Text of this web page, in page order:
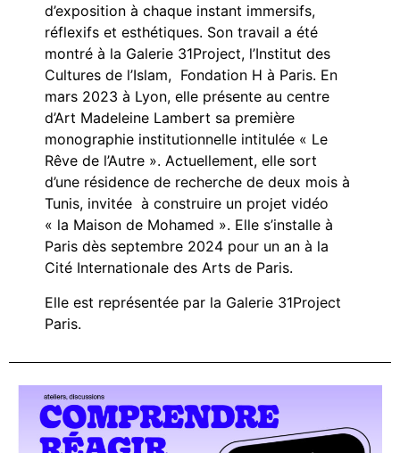
d’exposition à chaque instant immersifs,
réflexifs et esthétiques. Son travail a été
montré à la Galerie 31Project, l’Institut des
Cultures de l’Islam, Fondation H à Paris. En
mars 2023 à Lyon, elle présente au centre
d’Art Madeleine Lambert sa première
monographie institutionnelle intitulée « Le
Rêve de l’Autre ». Actuellement, elle sort
d’une résidence de recherche de deux mois à
Tunis, invitée à construire un projet vidéo
« la Maison de Mohamed ». Elle s’installe à
Paris dès septembre 2024 pour un an à la
Cité Internationale des Arts de Paris.
Elle est représentée par la Galerie 31Project
Paris.